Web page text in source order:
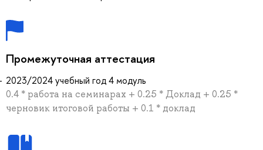
Промежуточная аттестация
2023/2024 учебный год 4 модуль
0.4 * работа на семинарах + 0.25 * Доклад + 0.25 *
черновик итоговой работы + 0.1 * доклад